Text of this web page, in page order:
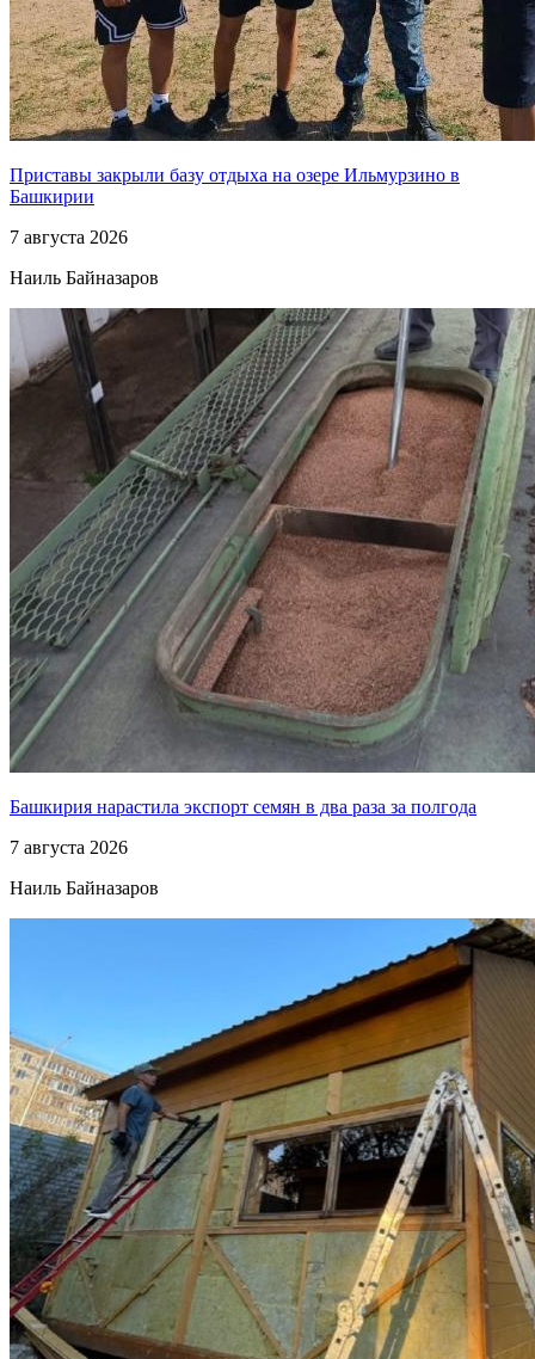
Приставы закрыли базу отдыха на озере Ильмурзино в
Башкирии
7 августа 2026
Наиль Байназаров
Башкирия нарастила экспорт семян в два раза за полгода
7 августа 2026
Наиль Байназаров